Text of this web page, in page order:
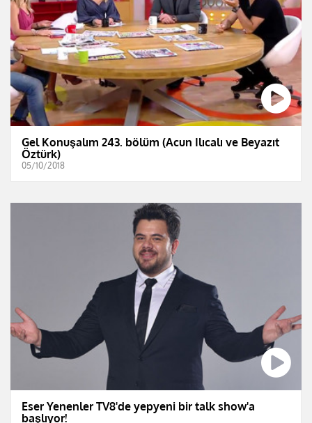
Gel Konuşalım 243. bölüm (Acun Ilıcalı ve Beyazıt
Öztürk)
05/10/2018
Eser Yenenler TV8'de yepyeni bir talk show'a
başlıyor!